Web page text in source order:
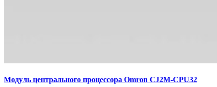
Модуль центрального процессора Omron CJ2M-CPU32